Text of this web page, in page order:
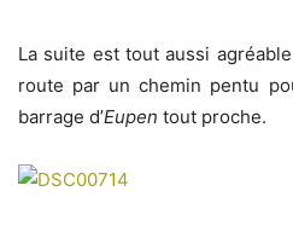
La suite est tout aussi
route par un chemin pentu
barrage d’Eupen tout proche.